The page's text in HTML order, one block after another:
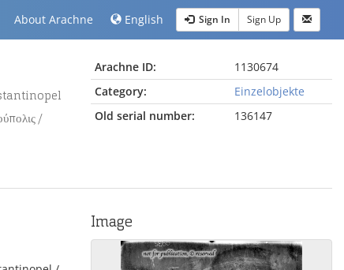
About Arachne English Sign In Sign Up
/
Arachne ID:
1130674
Category:
Einzelobjekte
Old serial number:
136147
Image